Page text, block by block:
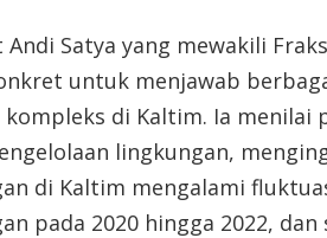
Andi Satya yang mewakili
untuk menjawab
kompleks di Kaltim. Ia
lingkungan,
di Kaltim mengalami
pada 2020 hingga 2022,